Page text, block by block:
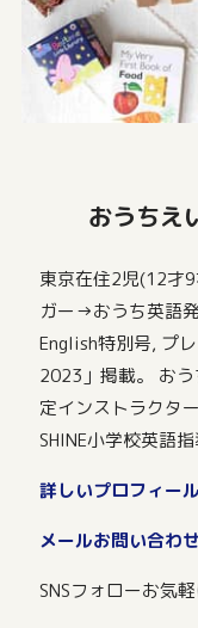
おうちえ
東京在住2児(12才
ガー→おうち英語
English特別号, プ
2023」掲載。 お
定インストラクタ
SHINE小学校英語
詳しいプロフィール
メールお問い合わ
SNSフォローお気軽